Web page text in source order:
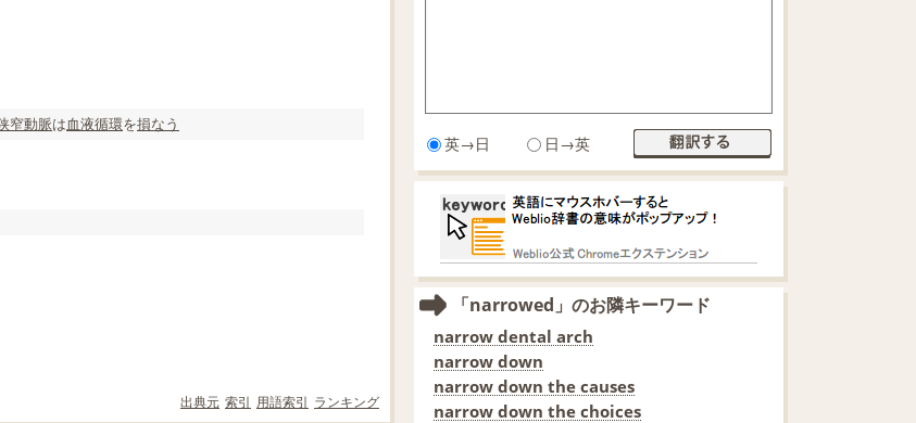
窄動脈は血液循環を損なう
出典元 索引 用語索引 ランキング
英→日 日→英
「narrowed」のお隣キーワード
narrow dental arch
narrow down
narrow down the causes
narrow down the choices